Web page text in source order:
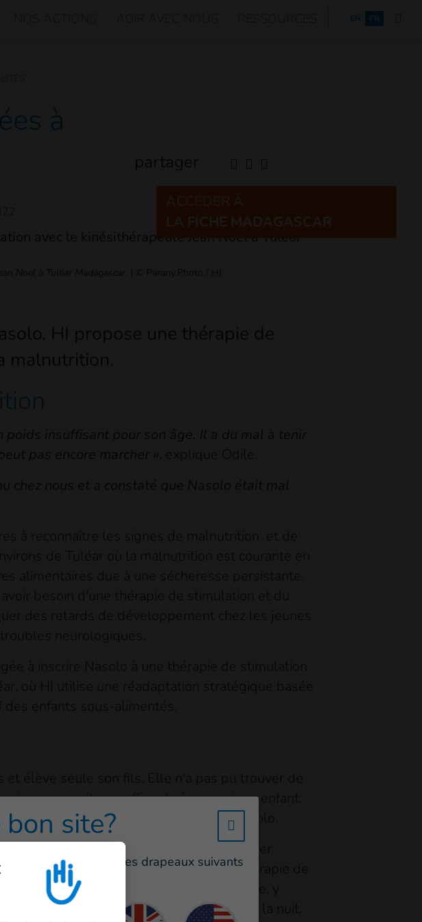
ENGLISH
EN FR
à
partager
Noel à Tuléar Madagascar. © Parany.Photo / HI
ACCÉDER À
LA FICHE MADAGASCAR
HI propose une thérapie de
malnutrition.
poids insuffisant pour son âge. Il a du mal à tenir
pas encore marcher », explique Odile.
chez nous et a constaté que Nasolo était mal
à reconnaître les signes de malnutrition et de
de Tuléar où la malnutrition est courante en
alimentaires due à une sécheresse persistante.
besoin d'une thérapie de stimulation et du
des retards de développement chez les jeunes
neurologiques.
à inscrire Nasolo à une thérapie de stimulation
où HI utilise une réadaptation stratégique basée
enfants sous-alimentés.
et élève seule son fils. Elle n'a pas pu trouver de
une nourriture suffisante à son unique enfant.
sa mère pour s'occuper d'elle et de Nasolo.
une heure et demie de route pour amener
familles dont les enfants suivent une thérapie de
les frais de déplacement jusqu'au centre, y
et l'hébergement s'ils doivent passer la nuit.
site?
cliquez sur un des drapeaux suivants